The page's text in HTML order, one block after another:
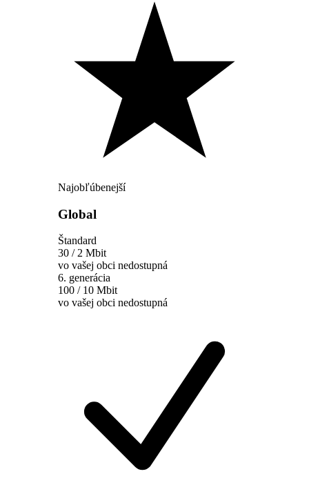
Najobľúbenejší
Global
Štandard
30 / 2 Mbit
vo vašej obci nedostupná
6. generácia
100 / 10 Mbit
vo vašej obci nedostupná